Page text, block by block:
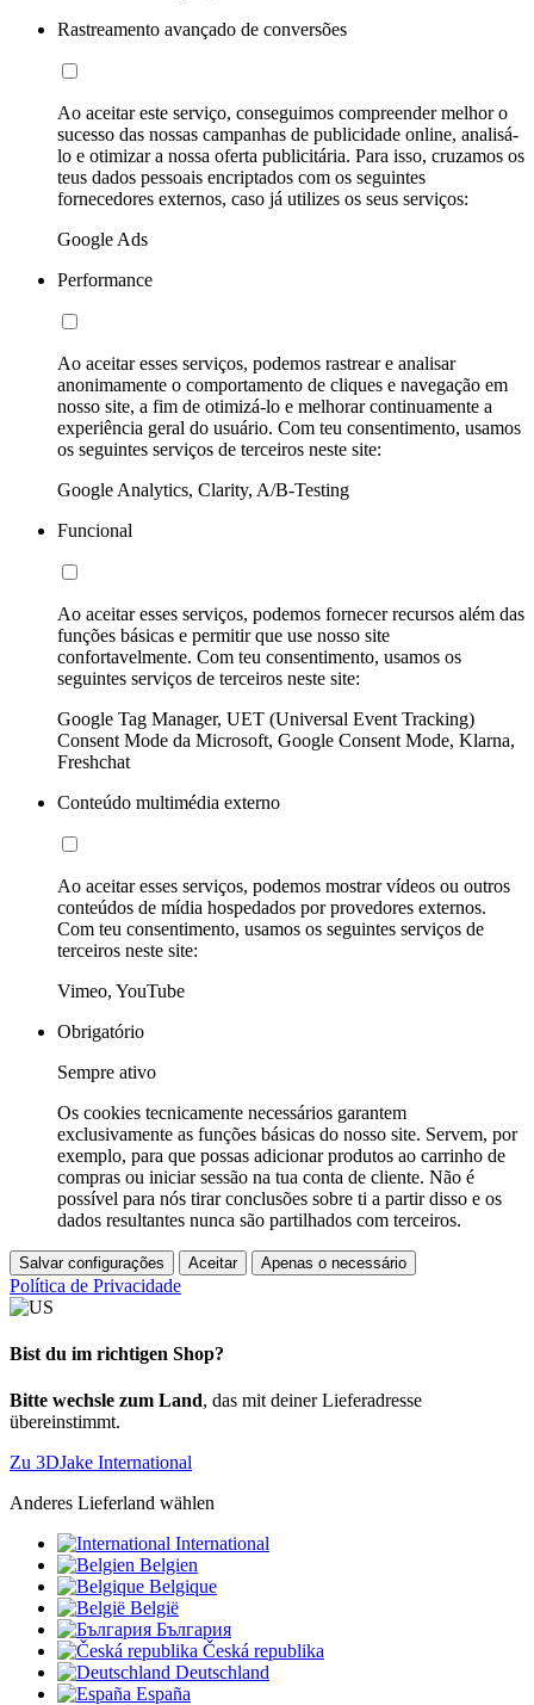
Rastreamento avançado de conversões
Ao aceitar este serviço, conseguimos compreender melhor o
sucesso das nossas campanhas de publicidade online, analisá-
lo e otimizar a nossa oferta publicitária. Para isso, cruzamos os
teus dados pessoais encriptados com os seguintes
fornecedores externos, caso já utilizes os seus serviços:
Google Ads
Performance
Ao aceitar esses serviços, podemos rastrear e analisar
anonimamente o comportamento de cliques e navegação em
nosso site, a fim de otimizá-lo e melhorar continuamente a
experiência geral do usuário. Com teu consentimento, usamos
os seguintes serviços de terceiros neste site:
Google Analytics, Clarity, A/B-Testing
Funcional
Ao aceitar esses serviços, podemos fornecer recursos além das
funções básicas e permitir que use nosso site
confortavelmente. Com teu consentimento, usamos os
seguintes serviços de terceiros neste site:
Google Tag Manager, UET (Universal Event Tracking)
Consent Mode da Microsoft, Google Consent Mode, Klarna,
Freshchat
Conteúdo multimédia externo
Ao aceitar esses serviços, podemos mostrar vídeos ou outros
conteúdos de mídia hospedados por provedores externos.
Com teu consentimento, usamos os seguintes serviços de
terceiros neste site:
Vimeo, YouTube
Obrigatório
Sempre ativo
Os cookies tecnicamente necessários garantem
exclusivamente as funções básicas do nosso site. Servem, por
exemplo, para que possas adicionar produtos ao carrinho de
compras ou iniciar sessão na tua conta de cliente. Não é
possível para nós tirar conclusões sobre ti a partir disso e os
dados resultantes nunca são partilhados com terceiros.
Salvar configurações Aceitar Apenas o necessário
Política de Privacidade
Bist du im richtigen Shop?
Bitte wechsle zum Land, das mit deiner Lieferadresse
übereinstimmt.
Zu 3DJake International
Anderes Lieferland wählen
International
Belgien
Belgique
België
България
Česká republika
Deutschland
España